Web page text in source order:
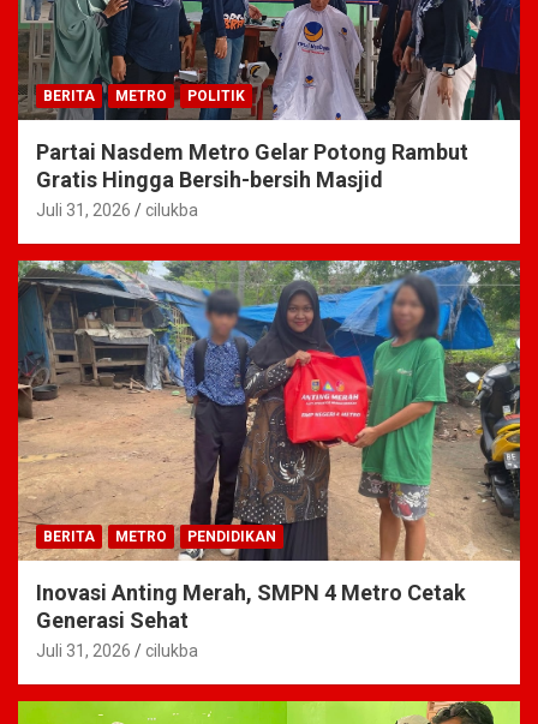
BERITA METRO POLITIK
Partai Nasdem Metro Gelar Potong Rambut
Gratis Hingga Bersih-bersih Masjid
Juli 31, 2026 cilukba
BERITA METRO PENDIDIKAN
Inovasi Anting Merah, SMPN 4 Metro Cetak
Generasi Sehat
Juli 31, 2026 cilukba